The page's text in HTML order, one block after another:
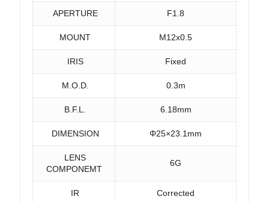
APERTURE F1.8
MOUNT M12x0.5
IRIS Fixed
M.O.D. 0.3m
B.F.L. 6.18mm
DIMENSION Φ25×23.1mm
LENS
COMPONEMT
6G
IR Corrected